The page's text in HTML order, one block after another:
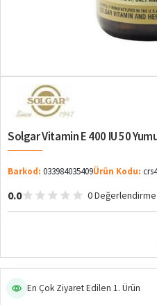
Solgar Vitamin E 400 IU 50
Barkod: 033984035409Ürün Kodu:
0.0 0 Değerlendirme
En Çok Ziyaret Edilen 1. Ürün